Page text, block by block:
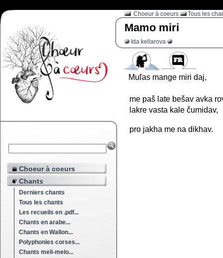
Choeur à coeurs
Chants
Derniers chants
Tous les chants
Les recueils en .pdf...
Chants en arabe...
Chants en Wallon...
Polyphonies corses...
Chants meli-melo...
Choeur à coeurs Tous les
Mamo miri
Ida kellarova
Muľas mange miri daj,
me paš late bešav avka
lakre vasta kale čumidav,
pro jakha me na dikhav.